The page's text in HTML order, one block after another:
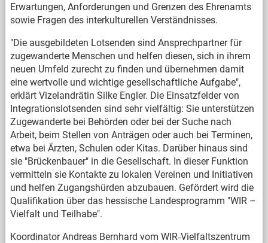
Erwartungen, Anforderungen und Grenzen des Ehrenamts
sowie Fragen des interkulturellen Verständnisses.
"Die ausgebildeten Lotsenden sind Ansprechpartner für
zugewanderte Menschen und helfen diesen, sich in ihrem
neuen Umfeld zurecht zu finden und übernehmen damit
eine wertvolle und wichtige gesellschaftliche Aufgabe",
erklärt Vizelandrätin Silke Engler. Die Einsatzfelder von
Integrationslotsenden sind sehr vielfältig: Sie unterstützen
Zugewanderte bei Behörden oder bei der Suche nach
Arbeit, beim Stellen von Anträgen oder auch bei Terminen,
etwa bei Ärzten, Schulen oder Kitas. Darüber hinaus sind
sie "Brückenbauer" in die Gesellschaft. In dieser Funktion
vermitteln sie Kontakte zu lokalen Vereinen und Initiativen
und helfen Zugangshürden abzubauen. Gefördert wird die
Qualifikation über das hessische Landesprogramm "WIR –
Vielfalt und Teilhabe".
Koordinator Andreas Bernhard vom WIR‐Vielfaltszentrum